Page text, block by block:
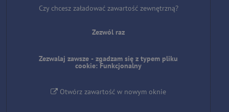
Czy chcesz załadować zawartość zewnętrzną?
Zezwól raz
Zezwalaj zawsze - zgadzam się z typem pliku
cookie: Funkcjonalny
Otwórz zawartość w nowym oknie